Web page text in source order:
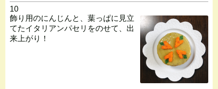
10
飾り用のにんじんと、葉っぱに見立
てたイタリアンパセリをのせて、出
来上がり！